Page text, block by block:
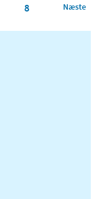
8 Næste